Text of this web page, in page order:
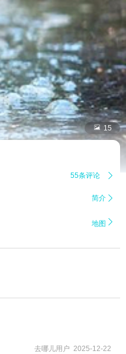
 15
55条评论 
简介 
地图 
去哪儿用户 2025-12-22